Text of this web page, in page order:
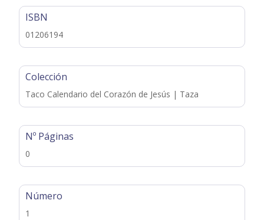
ISBN
01206194
Colección
Taco Calendario del Corazón de Jesús | Taza
Nº Páginas
0
Número
1